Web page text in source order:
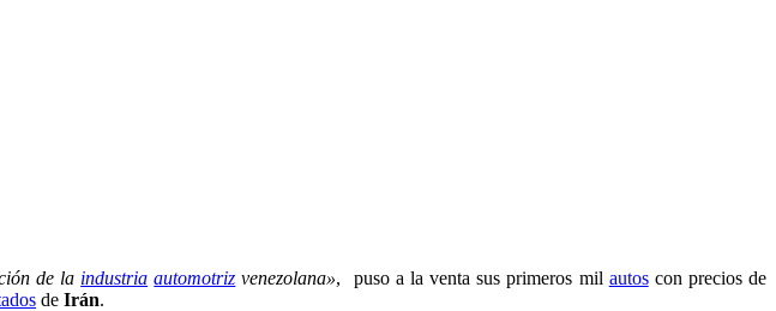
de la industria automotriz venezolana», puso a la venta sus primeros mil autoscon precios de
de Irán.